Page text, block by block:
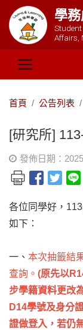
學
Affairs,
首頁 公告列表
[研究所]
發佈日期：
各位同學好，
如下：
一、 本次抽籤結
查詢。 (原先以
步學籍資料更改
D14學號及身分
證做登入，若仍